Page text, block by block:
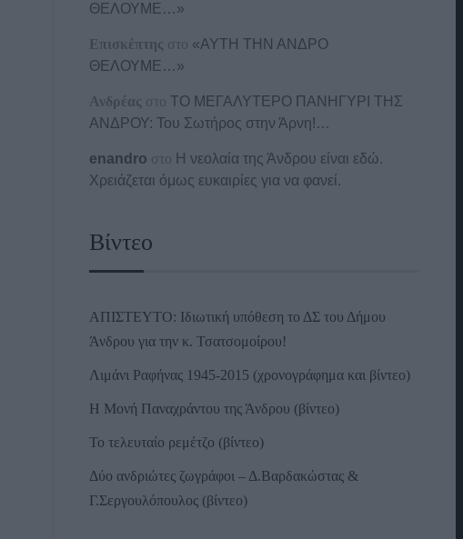
ΘΕΛΟΥΜΕ…»
Επισκέπτης στο «ΑΥΤΗ ΤΗΝ ΑΝΔΡΟ
ΘΕΛΟΥΜΕ…»
Ανδρέας στοΤΟ ΜΕΓΑΛΥΤΕΡΟ ΠΑΝΗΓΥΡΙ ΤΗΣ
ΑΝΔΡΟΥ: Του Σωτήρος στην Άρνη!…
enandro στο Η νεολαία της Άνδρου είναι εδώ.
Χρειάζεται όμως ευκαιρίες για να φανεί.
Βίντεο
ΑΠΙΣΤΕΥΤΟ: Ιδιωτική υπόθεση το ΔΣ του Δήμου
Άνδρου για την κ. Τσατσομοίρου!
Λιμάνι Ραφήνας 1945-2015 (χρονογράφημα και βίντεο)
Η Μονή Παναχράντου της Άνδρου (βίντεο)
Το τελευταίο ρεμέτζο (βίντεο)
Δύο ανδριώτες ζωγράφοι – Δ.Βαρδακώστας &
Γ.Σεργουλόπουλος (βίντεο)